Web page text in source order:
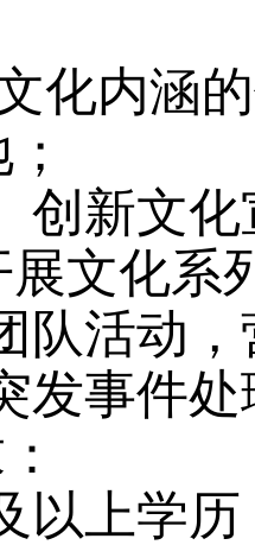
化内涵
创新文
展文化系
队活动
发事件
以上学历